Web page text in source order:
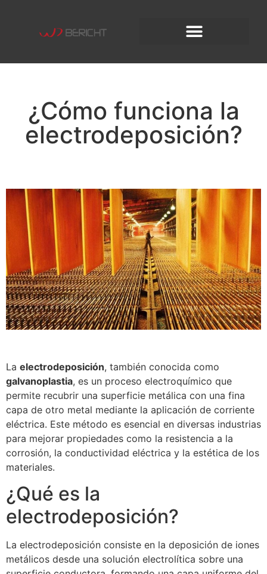
¿Cómo funciona la
electrodeposición?
La electrodeposición, también conocida como
galvanoplastia, es un proceso electroquímico que
permite recubrir una superficie metálica con una fina
capa de otro metal mediante la aplicación de corriente
eléctrica. Este método es esencial en diversas industrias
para mejorar propiedades como la resistencia a la
corrosión, la conductividad eléctrica y la estética de los
materiales.
¿Qué es la
electrodeposición?
La electrodeposición consiste en la deposición de iones
metálicos desde una solución electrolítica sobre una